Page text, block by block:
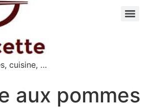
cuisine, …
aux pommes